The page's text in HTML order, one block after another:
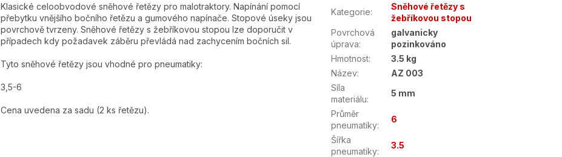
Klasické celoobvodové sněhové řetězy pro malotraktory. Napínání pomocí
přebytku vnějšího bočního řetězu a gumového napínače. Stopové úseky jsou
povrchově tvrzeny. Sněhové řetězy s žebříkovou stopou lze doporučit v
případech kdy požadavek záběru převládá nad zachycením bočních sil.
Tyto sněhové řetězy jsou vhodné pro pneumatiky:
3,5-6
Cena uvedena za sadu (2 ks řetězu).
Kategorie:
Sněhové řetězy s
žebříkovou stopou
Povrchová
úprava:
galvanicky
pozinkováno
Hmotnost:
3.5 kg
Název:
AZ 003
Síla
materiálu:
5 mm
Průměr
pneumatiky:
6
Šířka
pneumatiky:
3.5